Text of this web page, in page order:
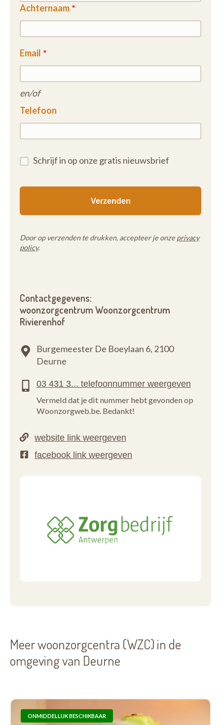
Achternaam
Email
en/of
Telefoon
Schrijf in op onze gratis nieuwsbrief
Door op verzenden te drukken, accepteer je onze privacy
policy.
Contactgegevens:
woonzorgcentrum Woonzorgcentrum
Rivierenhof
Burgemeester De Boeylaan 6, 2100
Deurne
Vermeld dat je dit nummer hebt gevonden op
Woonzorgweb.be. Bedankt!
Meer woonzorgcentra (WZC) in de
omgeving van Deurne
ONMIDDELLIJK BESCHIKBAAR